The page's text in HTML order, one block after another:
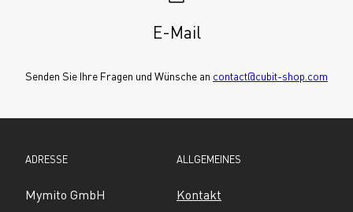
E-Mail
Senden Sie Ihre Fragen und Wünsche an contact@cubit-shop.com
ADRESSE
Mymito GmbH
ALLGEMEINES
Kontakt